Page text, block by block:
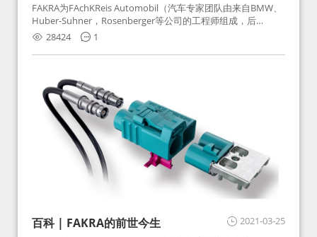
FAKRA为FAchKReis Automobil（汽车专家团队由来自BMW、
Huber-Suhner，Rosenberger等公司的工程师组成，后
Huber-Suhner相关连接器业务及技术在2010年并入
Rosenberger）缩写。起初为BMW需求用于车载收音机天线连
接，如今FAKRA已成为汽车行业通用标准的射频连接器，被业
28424 1
2021-03-25
百科 | FAKRA的前世今生